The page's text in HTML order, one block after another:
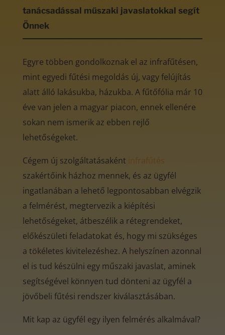
tanácsadással műszaki javaslatokkal segít
Önnek
Egyre többen gondolkoznak el az infrafűtésen,
mint egyedi fűtési megoldás új, vagy felújítás
alatt álló lakásukba, házukba. A fűtőfólia már 10
éve van jelen a magyar piacon, ennek ellenére
sokan nem ismerik az ebben rejlő
lehetőségeket.
Cégem új szolgáltatásaként infrafűtés
szakértőink házhoz mennek, és az ügyfél
ingatlanában a lehető legpontosabban elvégzik
a felmérést, megtervezik a kiépítési
lehetőségeket, átbeszélik a rétegrendeket,
előkészületi feladatokat és, hogy mi szükséges
a tökéletes kivitelezéshez. A helyszínen azonnal
el is tud készülni egy műszaki javaslat, aminek
segítségével könnyen tud dönteni az ügyfél a
jövőbeli fűtési rendszer kiválasztásában.
Mit kap az ügyfél egy ilyen felmérés alkalmával?